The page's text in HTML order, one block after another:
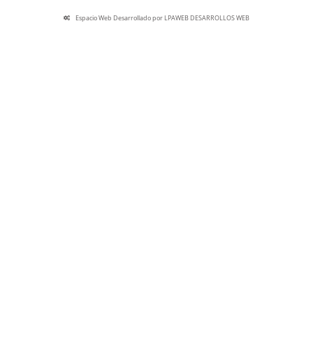
Espacio Web Desarrollado por LPAWEB DESARROLLOS WEB